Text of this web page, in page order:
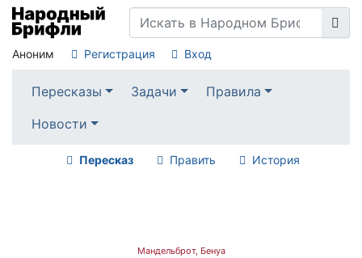
Аноним Регистрация Вход
Пересказы Задачи
Правила
Новости
Пересказ Править История
Мандельброт, Бенуа